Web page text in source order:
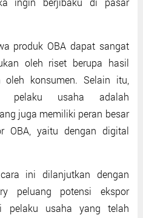
produk OBA dapat sangat
oleh riset berupa hasil
konsumen. Selain itu,
pelaku usaha adalah
juga memiliki peran besar
OBA, yaitu dengan digital
ini dilanjutkan dengan
peluang potensi ekspor
pelaku usaha yang telah